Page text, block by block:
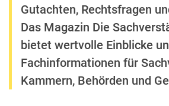
Gutachten, Rechtsfragen
Das Magazin Die
bietet wertvolle Einblicke
Fachinformationen für
Kammern, Behörden und